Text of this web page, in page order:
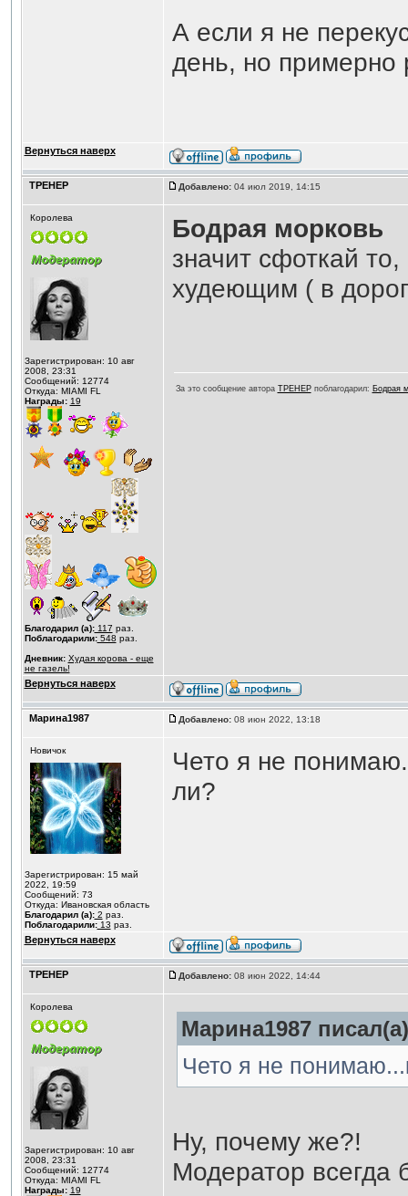
А если я не
день, но примерно
Вернуться наверх
ТРЕНЕР Добавлено:04 июл 2019, 14:15
Королева
Зарегистрирован: 10 авг
2008, 23:31
Сообщений: 12774
Откуда: MIAMI FL
Награды: 19
Благодарил (а):117 раз.
Поблагодарили:548 раз.
Дневник: Худая корова - еще
не газель!
Бодрая морковь
значит сфоткай
худеющим ( в
За это сообщение автора ТРЕНЕРпоблагодарил: Бодрая
Вернуться наверх
Марина1987 Добавлено:08 июн 2022, 13:18
Новичок
Зарегистрирован: 15 май
2022, 19:59
Сообщений: 73
Откуда: Ивановская область
Благодарил (а):2 раз.
Поблагодарили:13 раз.
Чето я не
ли?
Вернуться наверх
ТРЕНЕР Добавлено:08 июн 2022, 14:44
Королева
Зарегистрирован: 10 авг
2008, 23:31
Сообщений: 12774
Откуда: MIAMI FL
Награды: 19
Марина1987
Чето я не
Ну, почему же?!
Модератор всегда